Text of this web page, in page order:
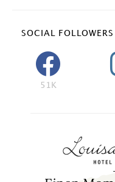
SOCIAL FOLLOWERS
51K